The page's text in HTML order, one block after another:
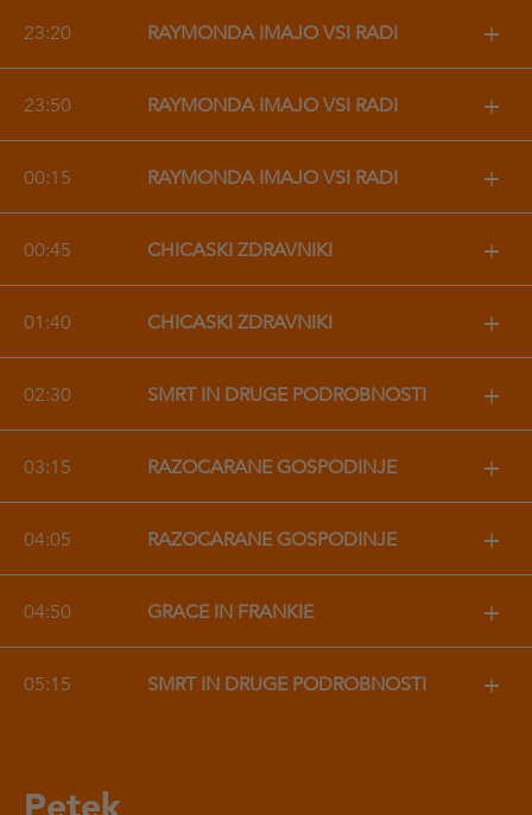
23:20 RAYMONDA IMAJO VSI RADI +
23:50 RAYMONDA IMAJO VSI RADI +
00:15 RAYMONDA IMAJO VSI RADI +
00:45 CHICAŠKI ZDRAVNIKI +
01:40 CHICAŠKI ZDRAVNIKI +
02:30 SMRT IN DRUGE PODROBNOSTI +
03:15 RAZOČARANE GOSPODINJE +
04:05 RAZOČARANE GOSPODINJE +
04:50 GRACE IN FRANKIE +
05:15 SMRT IN DRUGE PODROBNOSTI +